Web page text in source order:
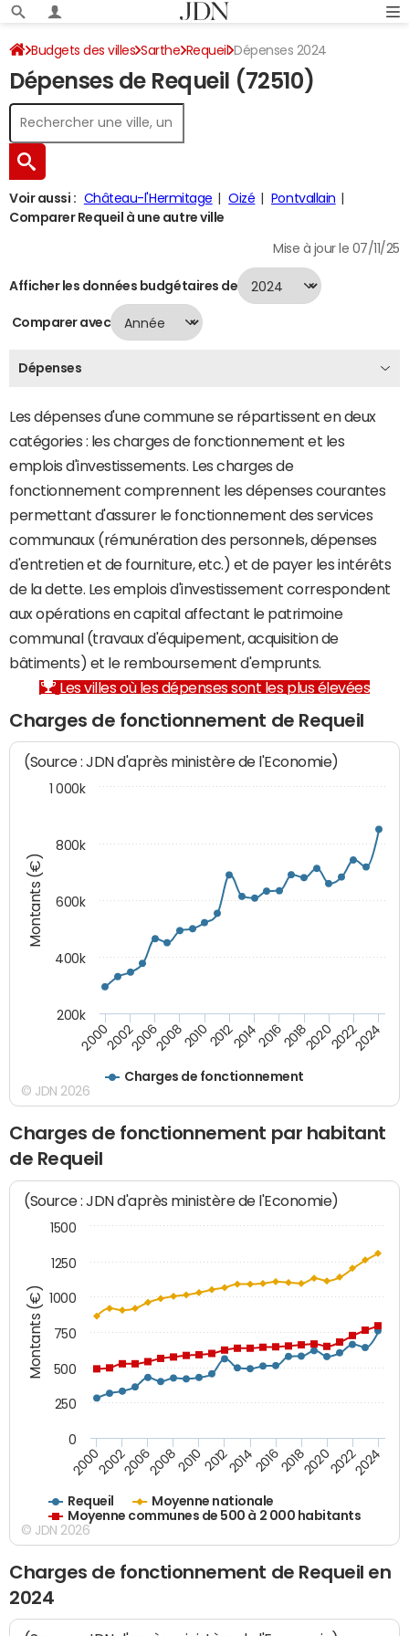
Budgets des villes Sarthe Requeil Dépenses 2024
Dépenses de Requeil (72510)
Voir aussi : Château-l'Hermitage Oizé
Pontvallain
Comparer Requeil à une autre ville
Mise à jour le 07/11/25
Afficher les données budgétaires de
Comparer avec
Dépenses
Les dépenses d'une commune se répartissent en deux
catégories : les charges de fonctionnement et les
emplois d'investissements. Les charges de
fonctionnement comprennent les dépenses courantes
permettant d'assurer le fonctionnement des services
communaux (rémunération des personnels, dépenses
d'entretien et de fourniture, etc.) et de payer les intérêts
de la dette. Les emplois d'investissement correspondent
aux opérations en capital affectant le patrimoine
communal (travaux d'équipement, acquisition de
bâtiments) et le remboursement d'emprunts.
Les villes où les dépenses sont les plus élevées
Charges de fonctionnement de Requeil
Montants (€)
(Source : JDN d'après ministère de l'Economie)
Charges de fonctionnement
200020022006200820102012201420162018202020222024
200k
400k
600k
800k
1 000k
© JDN 2026
Charges de fonctionnement par habitant
de Requeil
Montants (€)
(Source : JDN d'après ministère de l'Economie)
Requeil
Moyenne nationale
Moyenne communes de 500 à 2 000 habitants
200020022006200820102012201420162018202020222024
0
250
500
750
1000
1250
1500
© JDN 2026
Charges de fonctionnement de Requeil en
2024